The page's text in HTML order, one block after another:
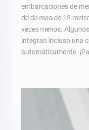
embarcaciones de
de de mas de 12
veces menos.
integran incluso una
automáticamente.